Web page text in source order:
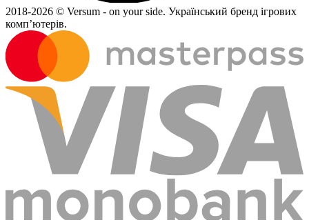
2018-2026 © Versum - on your side. Український бренд ігрових
комп’ютерів.